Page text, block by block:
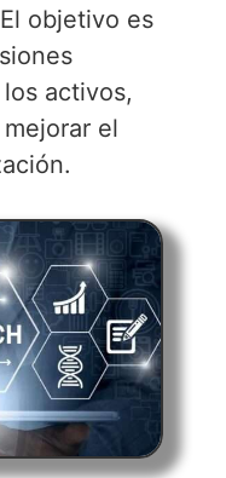
objetivo es
activos,
el